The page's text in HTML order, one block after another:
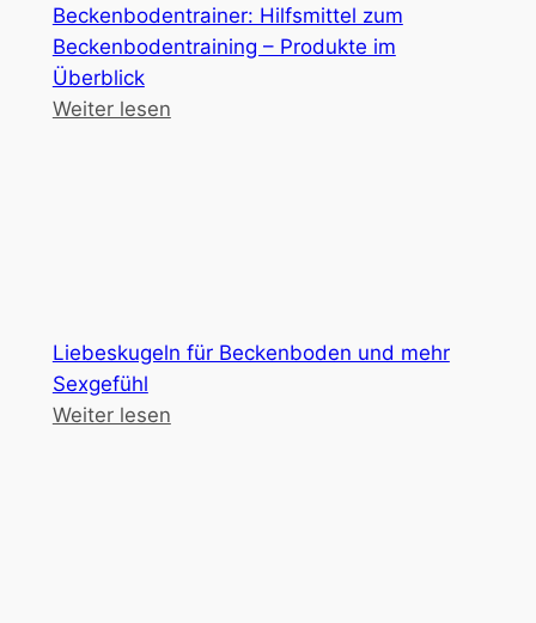
Beckenbodentrainer: Hilfsmittel zum
Beckenbodentraining – Produkte im
Überblick
Weiter lesen
Liebeskugeln für Beckenboden und mehr
Sexgefühl
Weiter lesen